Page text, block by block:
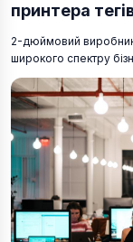
принтера
2-дюймовий виробник
широкого спектру